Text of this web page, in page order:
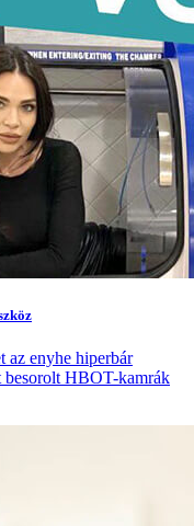
az enyhe hiperbár
besorolt HBOT-kamrák